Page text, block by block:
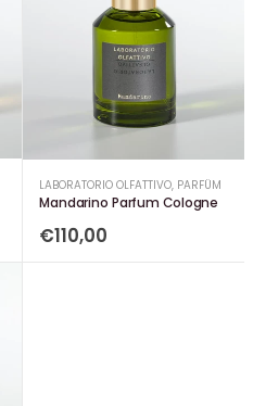
LABORATORIO OLFATTIVO, PARFÜM
Mandarino Parfum Cologne
€110,00